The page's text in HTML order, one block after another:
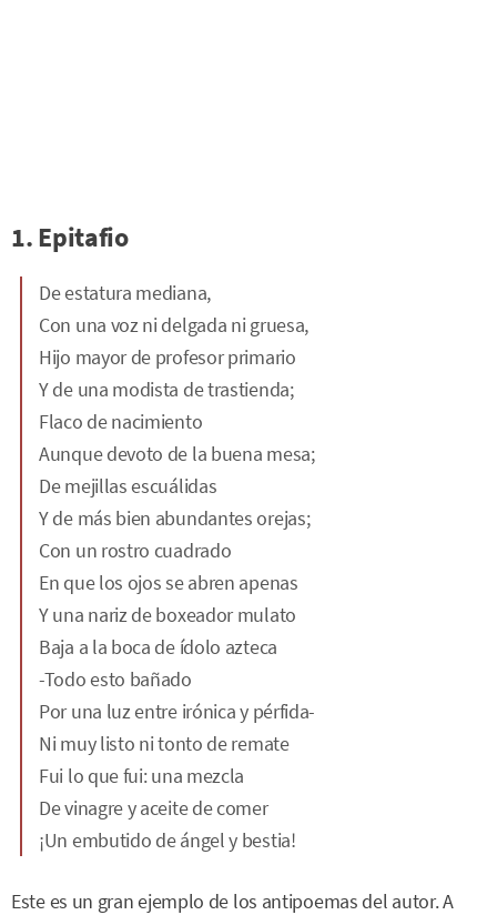
1. Epitafio
De estatura mediana,
Con una voz ni delgada ni gruesa,
Hijo mayor de profesor primario
Y de una modista de trastienda;
Flaco de nacimiento
Aunque devoto de la buena mesa;
De mejillas escuálidas
Y de más bien abundantes orejas;
Con un rostro cuadrado
En que los ojos se abren apenas
Y una nariz de boxeador mulato
Baja a la boca de ídolo azteca
-Todo esto bañado
Por una luz entre irónica y pérfida-
Ni muy listo ni tonto de remate
Fui lo que fui: una mezcla
De vinagre y aceite de comer
¡Un embutido de ángel y bestia!
Este es un gran ejemplo de los antipoemas del autor. A